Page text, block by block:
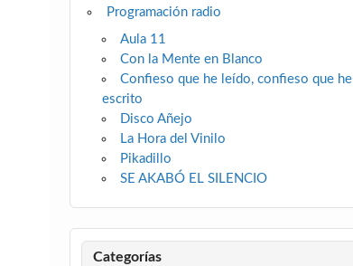
Programación radio
Aula 11
Con la Mente en Blanco
Confieso que he leído, confieso que he
escrito
Disco Añejo
La Hora del Vinilo
Pikadillo
SE AKABÓ EL SILENCIO
Categorías